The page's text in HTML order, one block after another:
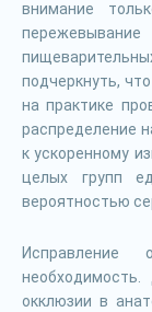
внимание
подчеркнуть,
на практике
распределение
к ускоренному
целых групп
вероятностью
Исправление
окклюзии в